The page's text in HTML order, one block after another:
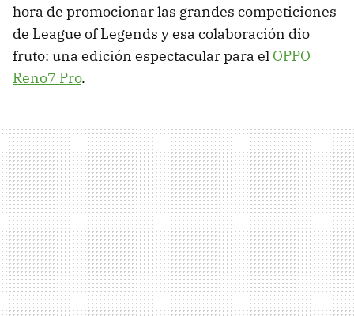
hora de promocionar las grandes competiciones
de League of Legends y esa colaboración dio
fruto: una edición espectacular para el OPPO
Reno7 Pro.